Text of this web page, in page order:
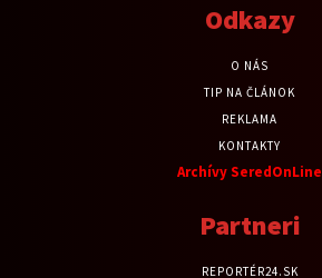
Odkazy
O NÁS
TIP NA ČLÁNOK
REKLAMA
KONTAKTY
Archívy SeredOnLine
Partneri
REPORTÉR24.SK